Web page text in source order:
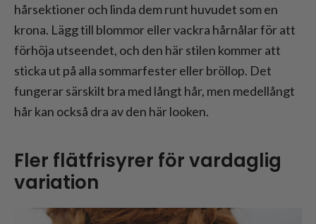
hårsektioner och linda dem runt huvudet som en
krona. Lägg till blommor eller vackra hårnålar för att
förhöja utseendet, och den här stilen kommer att
sticka ut på alla sommarfester eller bröllop. Det
fungerar särskilt bra med långt hår, men medellångt
hår kan också dra av den här looken.
Fler flätfrisyrer för vardaglig
variation